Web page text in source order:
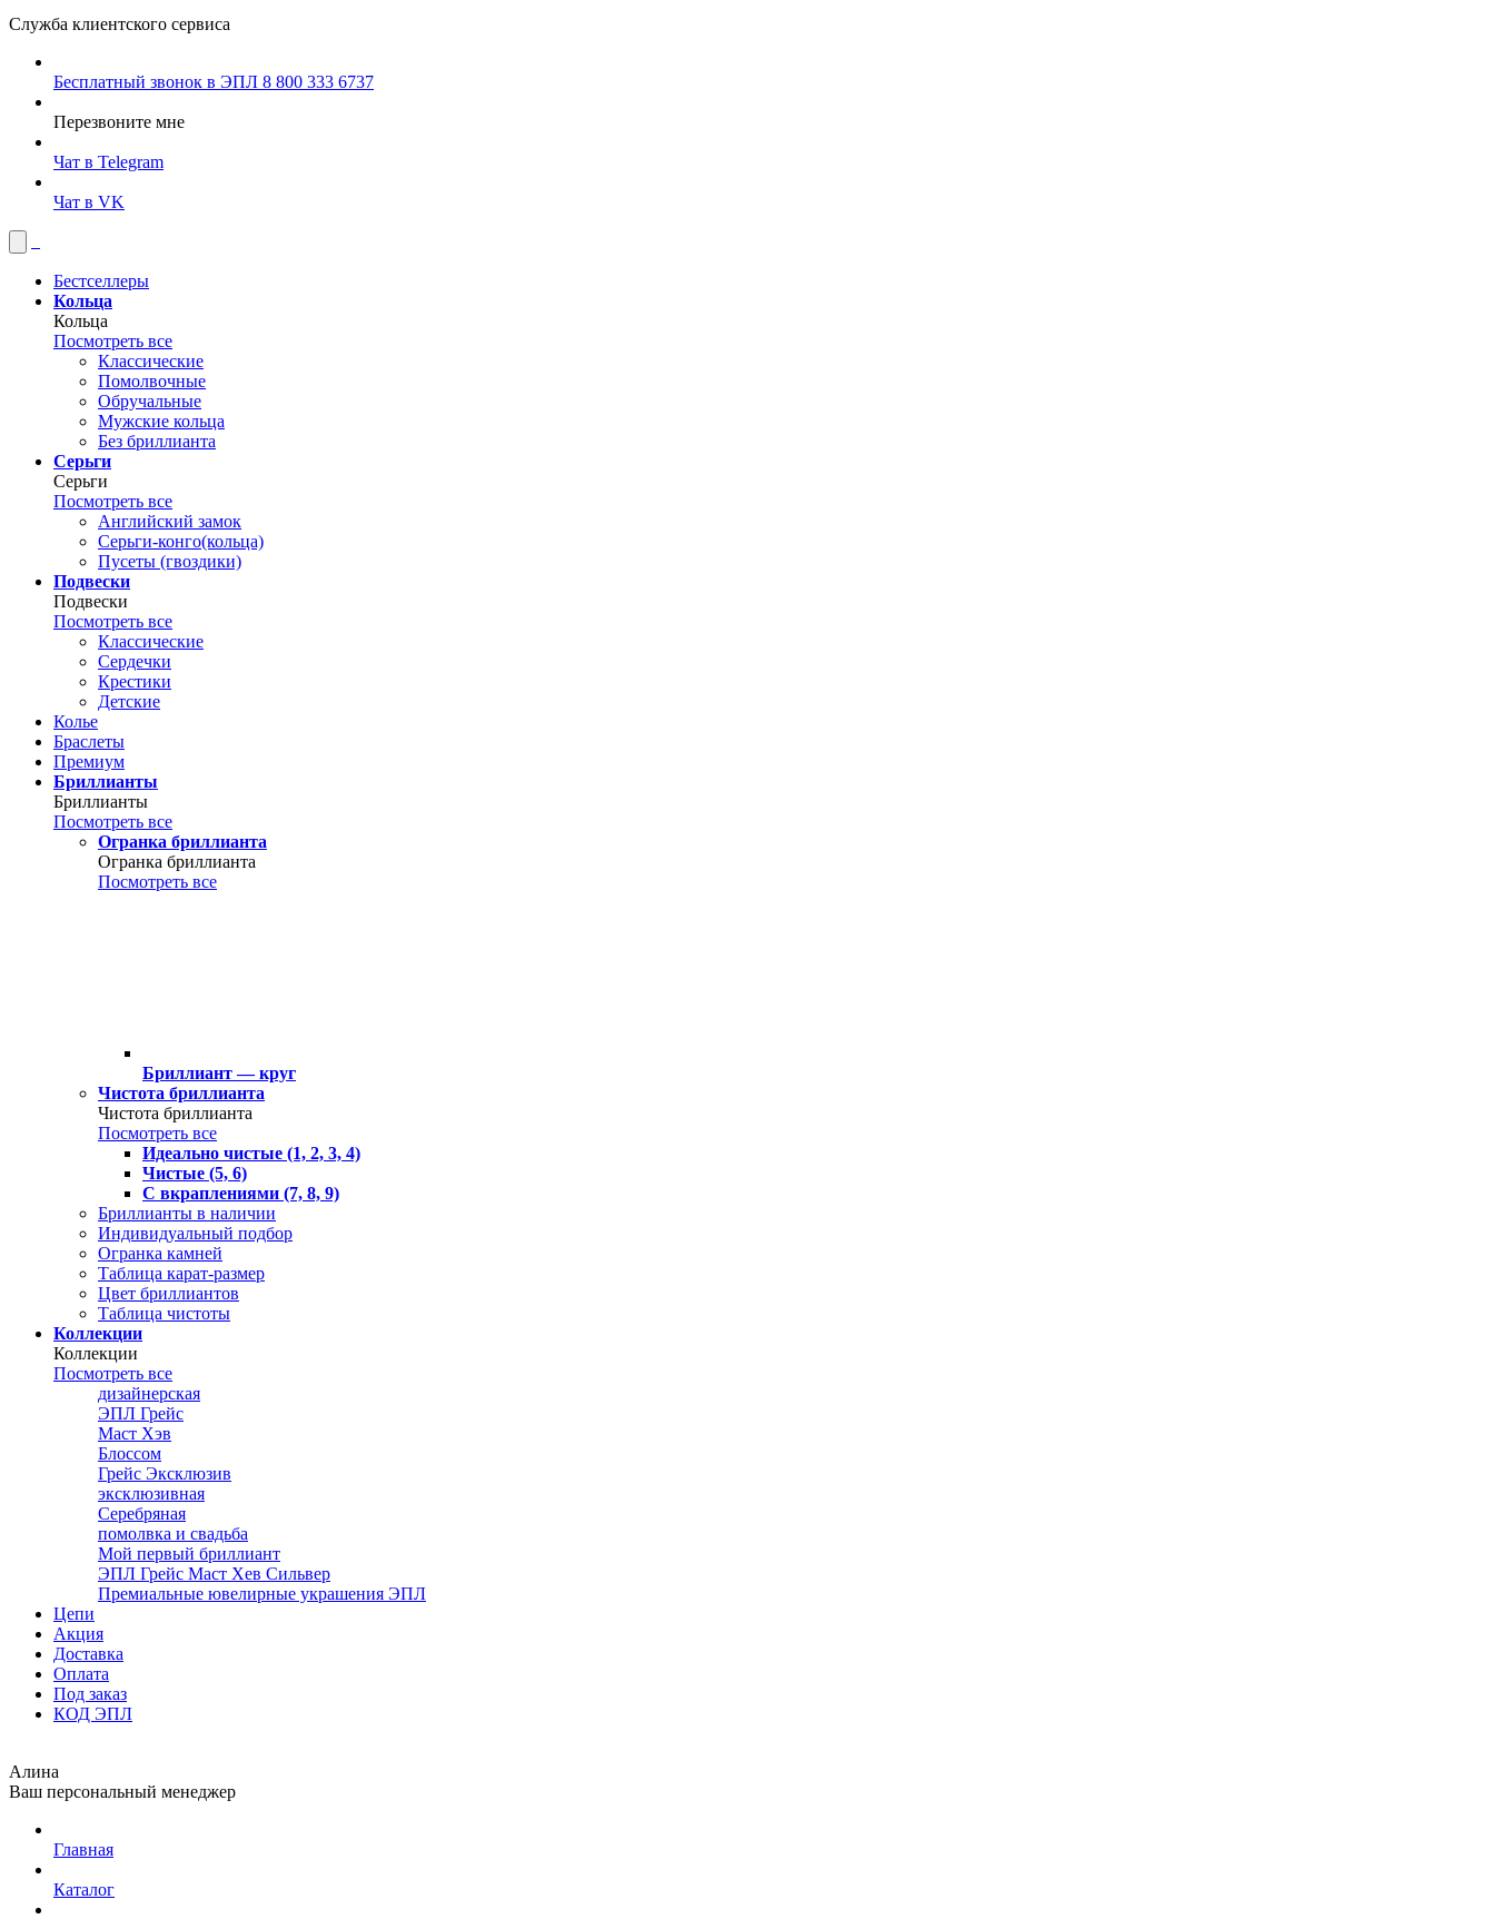
Служба клиентского сервиса
Бесплатный звонок в ЭПЛ 8 800 333 6737
Перезвоните мне
Чат в Telegram
Чат в VK
Бестселлеры
Кольца
Кольца
Посмотреть все
Классические
Помолвочные
Обручальные
Мужские кольца
Без бриллианта
Серьги
Серьги
Посмотреть все
Английский замок
Серьги-конго(кольца)
Пусеты (гвоздики)
Подвески
Подвески
Посмотреть все
Классические
Сердечки
Крестики
Детские
Колье
Браслеты
Премиум
Бриллианты
Бриллианты
Посмотреть все
Огранка бриллианта
Огранка бриллианта
Посмотреть все
Бриллиант — круг
Чистота бриллианта
Чистота бриллианта
Посмотреть все
Идеально чистые (1, 2, 3, 4)
Чистые (5, 6)
С вкраплениями (7, 8, 9)
Бриллианты в наличии
Индивидуальный подбор
Огранка камней
Таблица карат-размер
Цвет бриллиантов
Таблица чистоты
Коллекции
Коллекции
Посмотреть все
дизайнерская
ЭПЛ Грейс
Маст Хэв
Блоссом
Грейс Эксклюзив
эксклюзивная
Серебряная
помолвка и свадьба
Мой первый бриллиант
ЭПЛ Грейс Маст Хев Сильвер
Премиальные ювелирные украшения ЭПЛ
Цепи
Акция
Доставка
Оплата
Под заказ
КОД ЭПЛ
Алина
Ваш персональный менеджер
Главная
Каталог